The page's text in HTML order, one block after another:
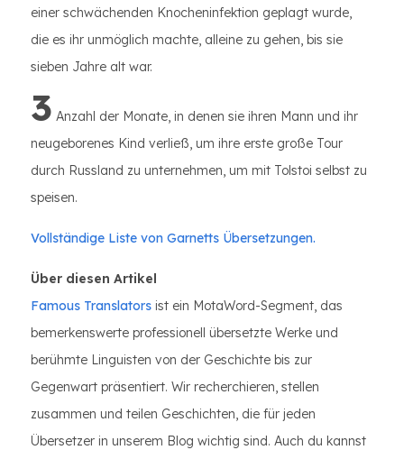
einer schwächenden Knocheninfektion geplagt wurde,
die es ihr unmöglich machte, alleine zu gehen, bis sie
sieben Jahre alt war.
3 Anzahl der Monate, in denen sie ihren Mann und ihr
neugeborenes Kind verließ, um ihre erste große Tour
durch Russland zu unternehmen, um mit Tolstoi selbst zu
speisen.
Vollständige Liste von Garnetts Übersetzungen.
Über diesen Artikel
Famous Translators ist ein MotaWord-Segment, das
bemerkenswerte professionell übersetzte Werke und
berühmte Linguisten von der Geschichte bis zur
Gegenwart präsentiert. Wir recherchieren, stellen
zusammen und teilen Geschichten, die für jeden
Übersetzer in unserem Blog wichtig sind. Auch du kannst